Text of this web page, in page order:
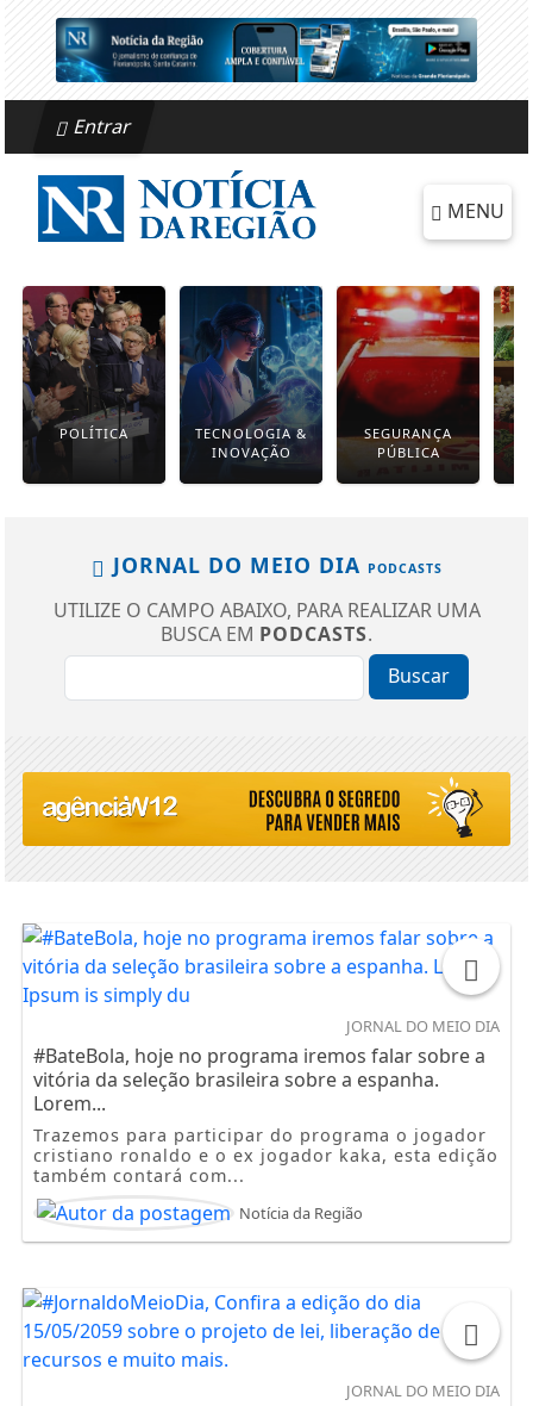
Entrar
MENU
POLÍTICA
TECNOLOGIA &
INOVAÇÃO
SEGURANÇA
PÚBLICA
JORNAL DO MEIO DIA PODCASTS
UTILIZE O CAMPO ABAIXO, PARA REALIZAR UMA
BUSCA EM PODCASTS.
Buscar
JORNAL DO MEIO DIA
#BateBola, hoje no programa iremos falar sobre a
vitória da seleção brasileira sobre a espanha.
Lorem...
Trazemos para participar do programa o jogador
cristiano ronaldo e o ex jogador kaka, esta edição
também contará com...
Notícia da Região
JORNAL DO MEIO DIA